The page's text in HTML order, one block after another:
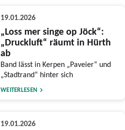
19.01.2026
„Loss mer singe op Jöck“:
„Druckluft“ räumt in Hürth
ab
Band lässt in Kerpen „Paveier“ und
„Stadtrand“ hinter sich
WEITERLESEN
19.01.2026